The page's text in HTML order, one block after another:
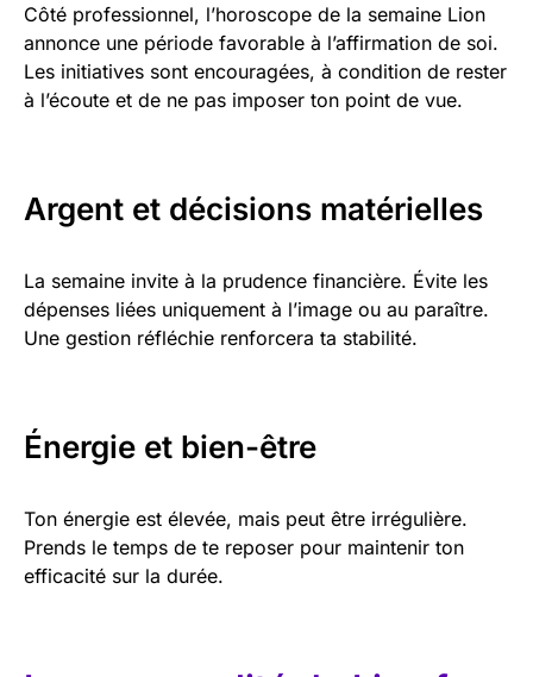
Côté professionnel, l’horoscope de la semaine Lion
annonce une période favorable à l’affirmation de soi.
Les initiatives sont encouragées, à condition de rester
à l’écoute et de ne pas imposer ton point de vue.
Argent et décisions matérielles
La semaine invite à la prudence financière. Évite les
dépenses liées uniquement à l’image ou au paraître.
Une gestion réfléchie renforcera ta stabilité.
Énergie et bien-être
Ton énergie est élevée, mais peut être irrégulière.
Prends le temps de te reposer pour maintenir ton
efficacité sur la durée.